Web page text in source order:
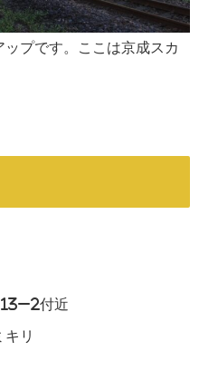
プです。ここは京成スカ
13−2付近
リ